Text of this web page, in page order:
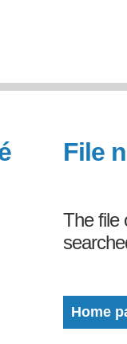
File
The file
Home